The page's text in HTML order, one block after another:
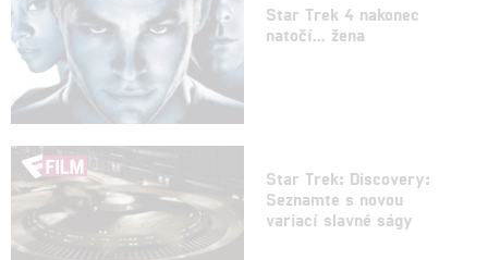
Star Trek 4 nakonec
natočí... žena
Star Trek: Discovery:
Seznamte s novou
variací slavné ságy